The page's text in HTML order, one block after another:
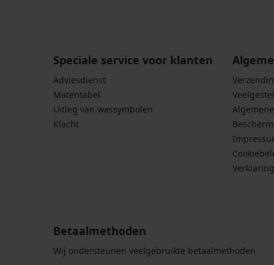
Speciale service voor klanten
Adviesdienst
Matentabel
Uitleg van wassymbolen
Klacht
Betaalmethoden
Wij ondersteunen veelgebruikte betaalmethoden